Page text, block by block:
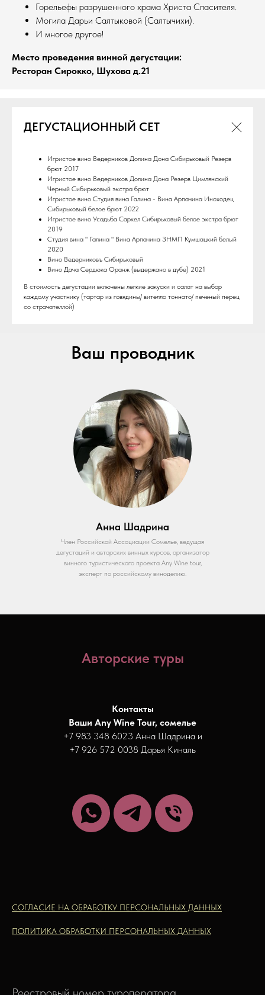
Горельефы разрушенного храма Христа Спасителя.
Могила Дарьи Салтыковой (Салтычихи).
И многое другое!
Место проведения винной дегустации:
Ресторан Сирокко, Шухова д.21
ДЕГУСТАЦИОННЫЙ СЕТ
Игристое вино Ведерников Долина Дона Сибирьковый Резерв
брют 2017
Игристое вино Ведерников Долина Дона Резерв Цимлянский
Черный Сибирьковый экстра брют
Игристое вино Студия вина Галина - Вина Арпачина Иноходец
Сибирьковый белое брют 2022
Игристое вино Усадьба Саркел Сибирьковый белое экстра брют
2019
Студия вина " Галина " Вина Арпачина ЗНМП Кумшацкий белый
2020
Вино Ведерниковъ Сибирьковый
Вино Дача Сердюка Оранж (выдержано в дубе) 2021
В стоимость дегустации включены легкие закуски и салат на выбор
каждому участнику (тартар из говядины/ вителло тоннато/ печеный перец
со страчателлой)
Ваш проводник
Анна Шадрина
Член Российской Ассоциации Сомелье, ведущая
дегустаций и авторских винных курсов, организатор
винного туристического прoекта Any Wine tour,
эксперт по российскому виноделию.
Авторские туры
Контакты
Ваши Any Wine Tour, сомелье
+7 983 348 6023 Анна Шадрина и
+7 926 572 0038 Дарья Киналь
СОГЛАСИЕ НА ОБРАБОТКУ ПЕРСОНАЛЬНЫХ ДАННЫХ
ПОЛИТИКА ОБРАБОТКИ ПЕРСОНАЛЬНЫХ ДАННЫХ